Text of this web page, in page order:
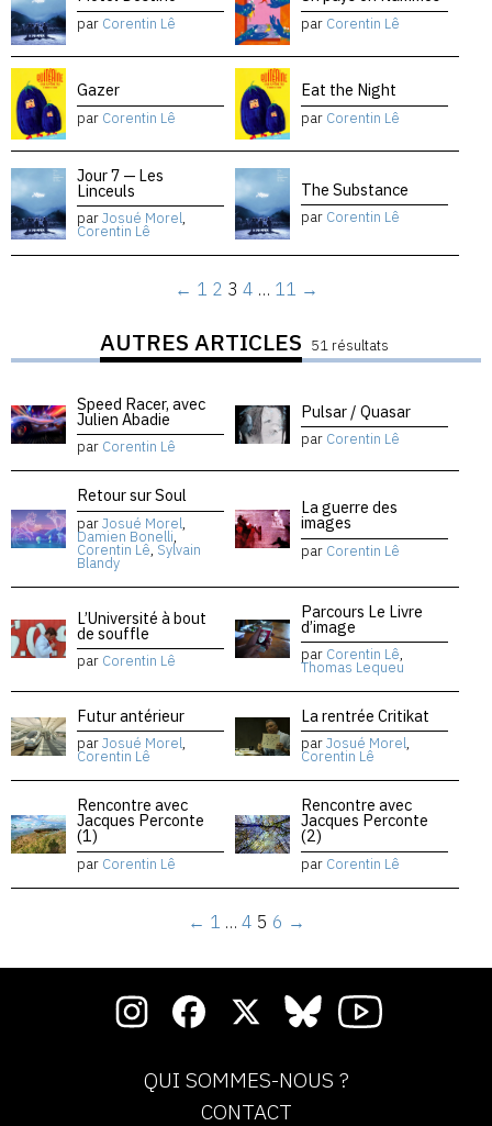
par Corentin Lê par Corentin Lê
Gazer
par Corentin Lê
Eat the Night
par Corentin Lê
Jour 7 — Les
Linceuls
parJosué Morel,
Corentin Lê
The Substance
par Corentin Lê
← 1 2 3 4 … 11 →
AUTRES ARTICLES 51 résultats
Speed Racer, avec
Julien Abadie
par Corentin Lê
Pulsar / Quasar
par Corentin Lê
Retour sur Soul
parJosué Morel,
Damien Bonelli,
Corentin Lê, Sylvain
Blandy
La guerre des
images
par Corentin Lê
L’Université à bout
de souffle
par Corentin Lê
Parcours Le Livre
d’image
par Corentin Lê,
Thomas Lequeu
Futur antérieur
parJosué Morel,
Corentin Lê
La rentrée Critikat
parJosué Morel,
Corentin Lê
Rencontre avec
Jacques Perconte
(1)
par Corentin Lê
Rencontre avec
Jacques Perconte
(2)
par Corentin Lê
← 1 … 4 5 6 →
QUI SOMMES-NOUS ?
CONTACT